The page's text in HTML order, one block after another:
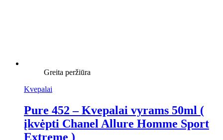
Greita peržiūra
Kvepalai
Pure 452 – Kvepalai vyrams 50ml (
įkvėpti Chanel Allure Homme Sport
Extreme )